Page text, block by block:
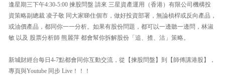
逢星期三下午4:30-5:00 揀股問盤 請來 三星資產運用（香港）有限公司機構投
資策略副總裁 凌子敬 同大家睇住個市，做好投資部署，無論槓桿或反向產品，
或油價產品，都同你一一分析。如果有股份問題，都可以一邊聽一邊問，林淑
敏 以及 股票分析師 熊麗萍 都會幫你拆解股份「追、揸、沽」策略。
新城財經台每日4-7點都會同你互動交流，從【揀股問盤】到【師傅講港股】，
專頁與Youtube 同步 Live！！！